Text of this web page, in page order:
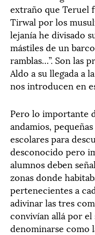
extraño que Teruel
Tirwal por los
lejanía he divisado
mástiles de un
ramblas…”. Son las
Aldo a su llegada a
nos introducen en
Pero lo importante
andamios,
escolares para
desconocido pero
alumnos deben
zonas donde
pertenecientes a
adivinar las tres
convivían allá por
denominarse como